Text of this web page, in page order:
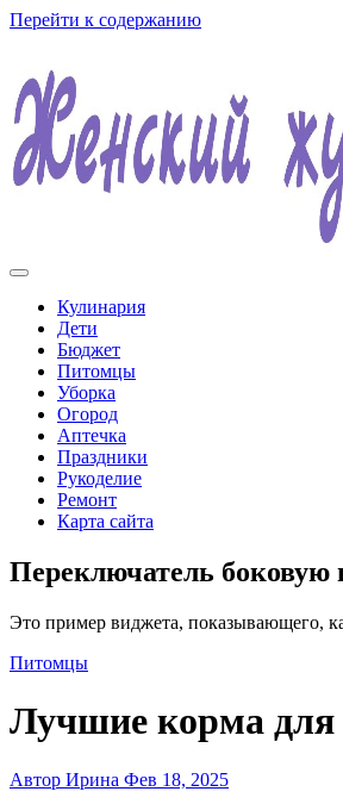
Перейти к содержанию
Женский журнал
Кулинария
Дети
Бюджет
Питомцы
Уборка
Огород
Аптечка
Праздники
Рукоделие
Ремонт
Карта сайта
Переключатель боковую
Это пример виджета, показывающего,
Питомцы
Лучшие корма для
Автор Ирина Фев 18, 2025